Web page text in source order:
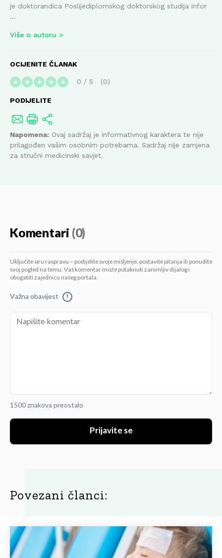
je doktorandica Poslijediplomskog doktorskog studija infor
...
Više o autoru
OCIJENITE ČLANAK
★ ★ ★ ★ ★ 0 / 5 0
PODIJELITE
Napomena: Ovaj sadržaj je informativnog karaktera te nije
prilagođen vašim osobnim potrebama. Sadržaj nije zamjena
za stručni medicinski savjet.
Komentari (0)
Uključite se u raspravu – podijelite svoje mišljenje, postavite pitanja ili ponudite
svoj pogled na temu. Vaš komentar može potaknuti zanimljiv dijalog i
obogatiti zajednicu našeg portala.
Važna obavijest !
1500 znakova preostalo
Prijavite se
Povezani članci: